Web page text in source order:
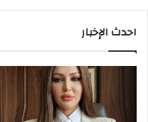
احدث الإخبار